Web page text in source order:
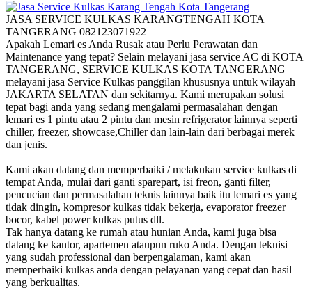
JASA SERVICE KULKAS KARANGTENGAH KOTA
TANGERANG 082123071922
Apakah Lemari es Anda Rusak atau Perlu Perawatan dan
Maintenance yang tepat? Selain melayani jasa service AC di KOTA
TANGERANG, SERVICE KULKAS KOTA TANGERANG
melayani jasa Service Kulkas panggilan khususnya untuk wilayah
JAKARTA SELATAN dan sekitarnya. Kami merupakan solusi
tepat bagi anda yang sedang mengalami permasalahan dengan
lemari es 1 pintu atau 2 pintu dan mesin refrigerator lainnya seperti
chiller, freezer, showcase,Chiller dan lain-lain dari berbagai merek
dan jenis.
Kami akan datang dan memperbaiki / melakukan service kulkas di
tempat Anda, mulai dari ganti sparepart, isi freon, ganti filter,
pencucian dan permasalahan teknis lainnya baik itu lemari es yang
tidak dingin, kompresor kulkas tidak bekerja, evaporator freezer
bocor, kabel power kulkas putus dll.
Tak hanya datang ke rumah atau hunian Anda, kami juga bisa
datang ke kantor, apartemen ataupun ruko Anda. Dengan teknisi
yang sudah professional dan berpengalaman, kami akan
memperbaiki kulkas anda dengan pelayanan yang cepat dan hasil
yang berkualitas.